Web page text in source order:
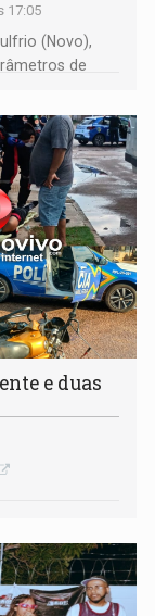
17:05
(Novo),
de
e duas